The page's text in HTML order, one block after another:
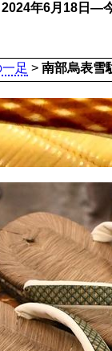
年6月18日―
足 > 南部烏表雪